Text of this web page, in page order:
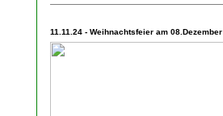
11.11.24 - Weihnachtsfeier am 08.Dezember